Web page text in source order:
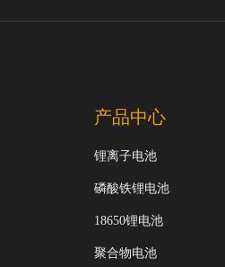
产品中心
锂离子电池
磷酸铁锂电池
18650锂电池
聚合物电池